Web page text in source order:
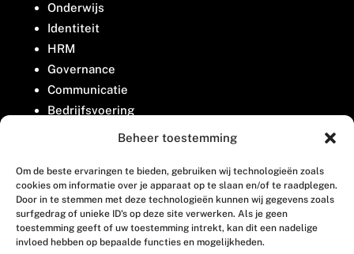
Beheer toestemming
Om de beste ervaringen te bieden, gebruiken wij technologieën zoals
cookies om informatie over je apparaat op te slaan en/of te raadplegen.
Door in te stemmen met deze technologieën kunnen wij gegevens zoals
surfgedrag of unieke ID's op deze site verwerken. Als je geen
toestemming geeft of uw toestemming intrekt, kan dit een nadelige
invloed hebben op bepaalde functies en mogelijkheden.
Onderwijs
Identiteit
HRM
Governance
Communicatie
Bedrijfsvoering
Belangenbehartiging
Contact
Houttuinlaan 8
3447 GM Woerden